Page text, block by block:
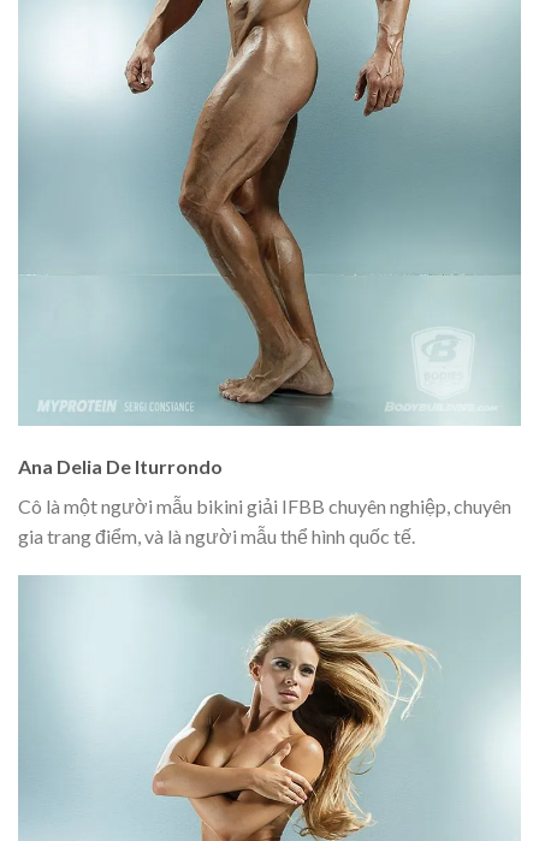
Ana Delia De Iturrondo
Cô là một người mẫu bikini giải IFBB chuyên nghiệp, chuyên
gia trang điểm, và là người mẫu thể hình quốc tế.